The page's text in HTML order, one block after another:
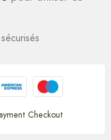
Checkout